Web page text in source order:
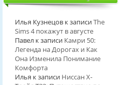
Илья Кузнецовк записиThe
Sims 4 покажут в августе
Павелк записи Камри 50:
Легенда на Дорогах и Как
Она Изменила Понимание
Комфорта
Илья к записи Ниссан Х-